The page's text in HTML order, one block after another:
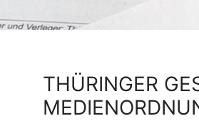
THÜRINGER